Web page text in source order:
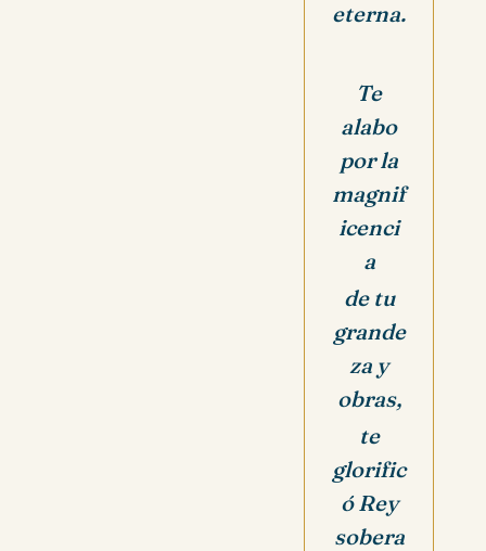
eterna.
Te
alabo
por la
magnif
icenci
a
de tu
grande
za y
obras,
te
glorific
ó Rey
sobera